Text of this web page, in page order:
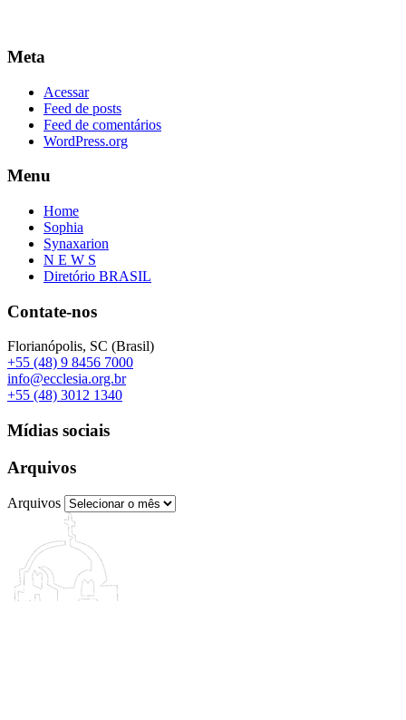
Meta
Acessar
Feed de posts
Feed de comentários
WordPress.org
Menu
Home
Sophia
Synaxarion
N E W S
Diretório BRASIL
Contate-nos
Florianópolis, SC (Brasil)
+55 (48) 9 8456 7000
info@ecclesia.org.br
+55 (48) 3012 1340
Mídias sociais
Arquivos
Arquivos